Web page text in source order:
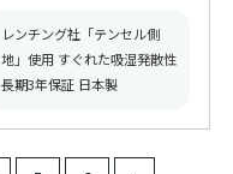
マーク取得】
レンチング社「テンセル側
地」使用 すぐれた吸湿発散性
長期3年保証 日本製